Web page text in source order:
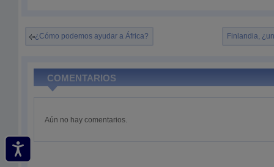
¿Cómo podemos ayudar a África? Finlandia,
COMENTARIOS
Aún no hay comentarios.